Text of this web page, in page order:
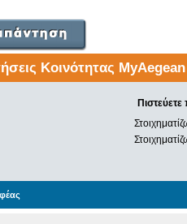
Κοινότητας MyAegean